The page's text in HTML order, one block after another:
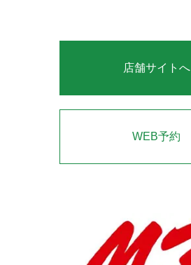
店舗サイトへ
WEB予約